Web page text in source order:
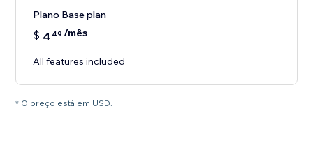
Plano Base plan
$ 4 49 /mês
All features included
* O preço está em USD.